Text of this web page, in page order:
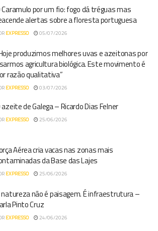
Caramulo por um fio: fogo dá tréguas mas
alertas sobre a floresta portuguesa
EXPRESSO 05/07/2026
produzimos melhores uvas e azeitonas por
agricultura biológica. Este movimento é
razão qualitativa”
EXPRESSO 03/07/2026
azeite de Galega – Ricardo Dias Felner
EXPRESSO 25/06/2026
Aérea cria vacas nas zonas mais
da Base das Lajes
EXPRESSO 25/06/2026
natureza não é paisagem. É infraestrutura –
Pinto Cruz
EXPRESSO 24/06/2026